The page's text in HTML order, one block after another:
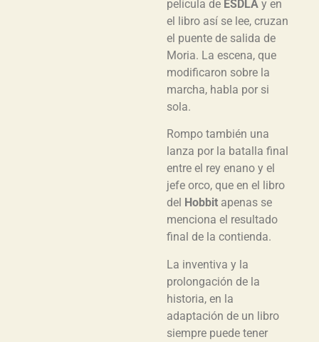
película de ESDLA y en
el libro así se lee, cruzan
el puente de salida de
Moria. La escena, que
modificaron sobre la
marcha, habla por si
sola.
Rompo también una
lanza por la batalla final
entre el rey enano y el
jefe orco, que en el libro
del Hobbit apenas se
menciona el resultado
final de la contienda.
La inventiva y la
prolongación de la
historia, en la
adaptación de un libro
siempre puede tener